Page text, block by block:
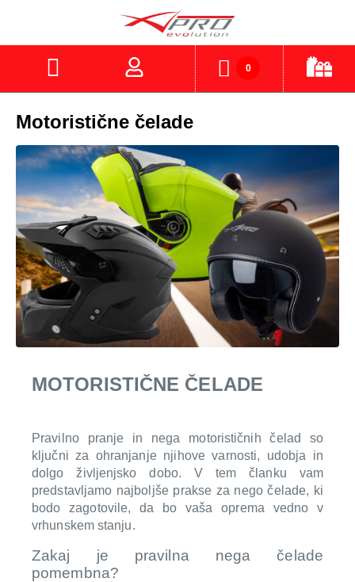
0
Motoristične čelade
MOTORISTIČNE ČELADE
Pravilno pranje in nega motorističnih čelad so
ključni za ohranjanje njihove varnosti, udobja in
dolgo življenjsko dobo. V tem članku vam
predstavljamo najboljše prakse za nego čelade, ki
bodo zagotovile, da bo vaša oprema vedno v
vrhunskem stanju.
Zakaj je pravilna nega čelade
pomembna?